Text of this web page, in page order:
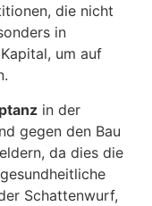
die nicht
in
um auf
in der
gegen den Bau
da dies die
Schattenwurf,